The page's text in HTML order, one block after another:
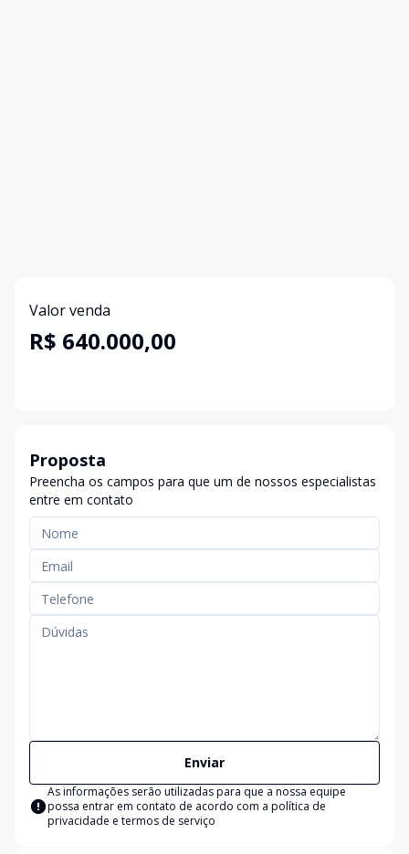
Valor venda
R$ 640.000,00
Proposta
Preencha os campos para que um de nossos especialistas
entre em contato
Enviar
As informações serão utilizadas para que a nossa equipe
possa entrar em contato de acordo com a política de
privacidade e termos de serviço